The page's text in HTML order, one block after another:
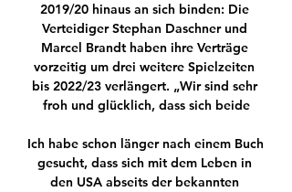
2019/20 hinaus an sich binden: Die
Verteidiger Stephan Daschner und
Marcel Brandt haben ihre Verträge
vorzeitig um drei weitere Spielzeiten
bis 2022/23 verlängert. „Wir sind sehr
froh und glücklich, dass sich beide
Ich habe schon länger nach einem Buch
gesucht, dass sich mit dem Leben in
den USA abseits der bekannten